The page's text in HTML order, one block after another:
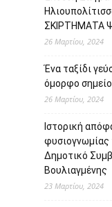
ΣΚΙΡΤΗΜΑΤΑ
26 Μαρτίου, 2024
Ένα ταξίδι
όμορφο
26 Μαρτίου, 2024
Ιστορική
Δημοτικό
Βουλιαγμένης
23 Μαρτίου, 2024